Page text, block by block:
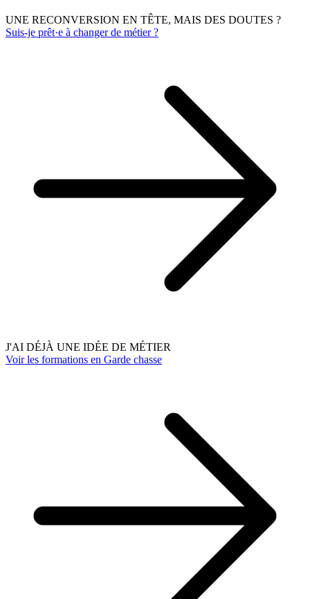
UNE RECONVERSION EN TÊTE, MAIS DES DOUTES ?
Suis-je prêt·e à changer de métier ?
J'AI DÉJÀ UNE IDÉE DE MÉTIER
Voir les formations en Garde chasse